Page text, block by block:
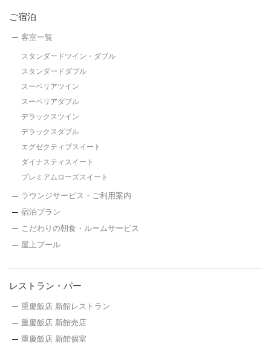
ご宿泊
客室一覧
スタンダードツイン・ダブル
スタンダードダブル
スーペリアツイン
スーペリアダブル
デラックスツイン
デラックスダブル
エグゼクティブスイート
ダイナスティスイート
プレミアムローズスイート
ラウンジサービス・ご利用案内
宿泊プラン
こだわりの朝食・ルームサービス
屋上プール
レストラン・バー
重慶飯店 新館レストラン
重慶飯店 新館売店
重慶飯店 新館個室